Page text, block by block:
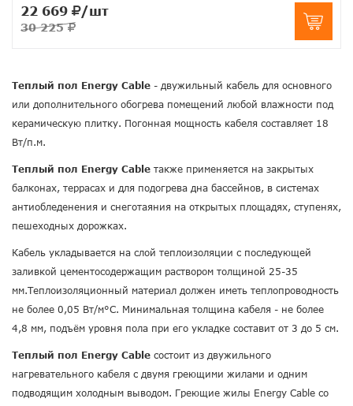
22 669 /шт
30 225
Теплый пол Energy Cable - двужильный кабель для основного
или дополнительного обогрева помещений любой влажности под
керамическую плитку. Погонная мощность кабеля составляет 18
Вт/п.м.
Теплый пол Energy Cable также применяется на закрытых
балконах, террасах и для подогрева дна бассейнов, в системах
антиобледенения и снеготаяния на открытых площадях, ступенях,
пешеходных дорожках.
Кабель укладывается на слой теплоизоляции с последующей
заливкой цементосодержащим раствором толщиной 25-35
мм.Теплоизоляционный материал должен иметь теплопроводность
не более 0,05 Вт/м°С. Минимальная толщина кабеля - не более
4,8 мм, подъём уровня пола при его укладке составит от 3 до 5 см.
Теплый пол Energy Cable состоит из двужильного
нагревательного кабеля с двумя греющими жилами и одним
подводящим холодным выводом. Греющие жилы Energy Cable со